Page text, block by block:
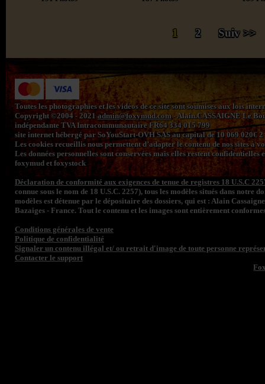
1 2 Suiv >>
Toutes les photographies et les vidéos de ce site sont soumises aux lois
Copyright ©2004 - 2021admin@foxymud.com- Alain.CASSAIGNE Le
indépendante TVA Intracommunautaire FR64 334 015 799
site internet hébergé par SoYouStart-OVH SAS au capital de 10 069 020€
Les cookies recueillis nous permettent d’adapter le contenu de nos sites à
Les données personnelles sont conservées mais elles restent
foxymud et foxystock
Déclaration de conformité aux exigences de tenue de registres 18 U.S.C
connue sous le nom de 18 U.S.C. 2257), tous les modèles situés dans
modèles est détenue par le dépositaire des dossiers, qui est : Alain
Bazaiges - France. Tout le contenu et les images sont entièrement
Conditions générales de vente
Politique de confidentialité
Signaler un contenu illégal et/ ou retrait d'image de toute personne
Contacter le support